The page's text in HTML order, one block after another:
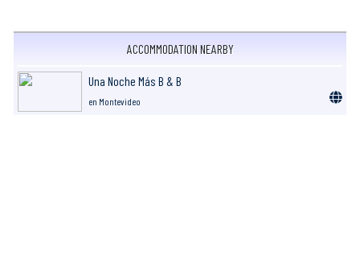
ACCOMMODATION NEARBY
Una Noche Más B & B
en Montevideo